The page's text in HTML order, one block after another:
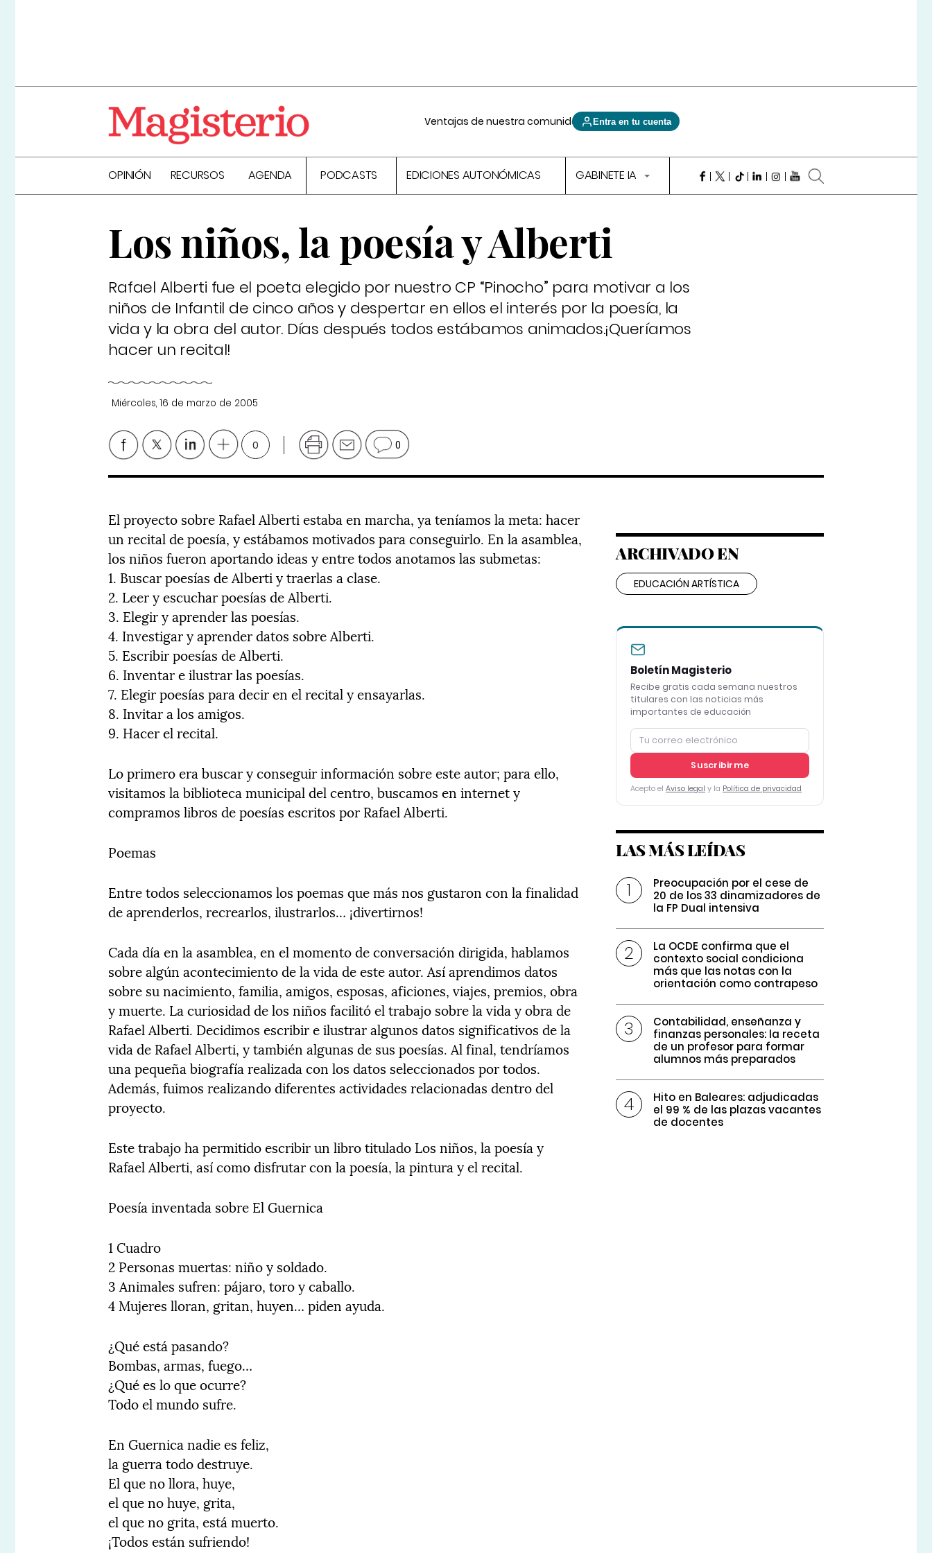
Ventajas de nuestra comunidad Entra en tu cuenta
OPINIÓN RECURSOS AGENDA PODCASTS EDICIONES AUTONÓMICAS GABINETE IA
Los niños, la poesía y Alberti
Rafael Alberti fue el poeta elegido por nuestro CP “Pinocho” para motivar a los
niños de Infantil de cinco años y despertar en ellos el interés por la poesía, la
vida y la obra del autor. Días después todos estábamos animados.¡Queríamos
hacer un recital!
Miércoles, 16 de marzo de 2005
0 0
El proyecto sobre Rafael Alberti estaba en marcha, ya teníamos la meta: hacer
un recital de poesía, y estábamos motivados para conseguirlo. En la asamblea,
los niños fueron aportando ideas y entre todos anotamos las submetas:
1. Buscar poesías de Alberti y traerlas a clase.
2. Leer y escuchar poesías de Alberti.
3. Elegir y aprender las poesías.
4. Investigar y aprender datos sobre Alberti.
5. Escribir poesías de Alberti.
6. Inventar e ilustrar las poesías.
7. Elegir poesías para decir en el recital y ensayarlas.
8. Invitar a los amigos.
9. Hacer el recital.
Lo primero era buscar y conseguir información sobre este autor; para ello,
visitamos la biblioteca municipal del centro, buscamos en internet y
compramos libros de poesías escritos por Rafael Alberti.
Poemas
Entre todos seleccionamos los poemas que más nos gustaron con la finalidad
de aprenderlos, recrearlos, ilustrarlos… ¡divertirnos!
Cada día en la asamblea, en el momento de conversación dirigida, hablamos
sobre algún acontecimiento de la vida de este autor. Así aprendimos datos
sobre su nacimiento, familia, amigos, esposas, aficiones, viajes, premios, obra
y muerte. La curiosidad de los niños facilitó el trabajo sobre la vida y obra de
Rafael Alberti. Decidimos escribir e ilustrar algunos datos significativos de la
vida de Rafael Alberti, y también algunas de sus poesías. Al final, tendríamos
una pequeña biografía realizada con los datos seleccionados por todos.
Además, fuimos realizando diferentes actividades relacionadas dentro del
proyecto.
Este trabajo ha permitido escribir un libro titulado Los niños, la poesía y
Rafael Alberti, así como disfrutar con la poesía, la pintura y el recital.
Poesía inventada sobre El Guernica
1 Cuadro
2 Personas muertas: niño y soldado.
3 Animales sufren: pájaro, toro y caballo.
4 Mujeres lloran, gritan, huyen… piden ayuda.
¿Qué está pasando?
Bombas, armas, fuego…
¿Qué es lo que ocurre?
Todo el mundo sufre.
En Guernica nadie es feliz,
la guerra todo destruye.
El que no llora, huye,
el que no huye, grita,
el que no grita, está muerto.
¡Todos están sufriendo!
ARCHIVADO EN
EDUCACIÓN ARTÍSTICA
Boletín Magisterio
Recibe gratis cada semana nuestros
titulares con las noticias más
importantes de educación
Suscribirme
Acepto el Aviso legal y la Política de privacidad
LAS MÁS LEÍDAS
Preocupación por el cese de
20 de los 33 dinamizadores de
la FP Dual intensiva
La OCDE confirma que el
contexto social condiciona
más que las notas con la
orientación como contrapeso
Contabilidad, enseñanza y
finanzas personales: la receta
de un profesor para formar
alumnos más preparados
Hito en Baleares: adjudicadas
el 99 % de las plazas vacantes
de docentes